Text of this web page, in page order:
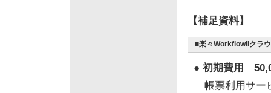
【補足資料】
■楽々WorkflowIIクラ
● 初期費用
帳票利用サ